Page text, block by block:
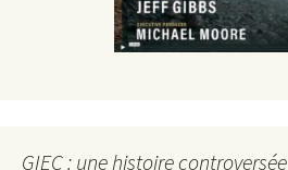
GIEC : une histoire controversée